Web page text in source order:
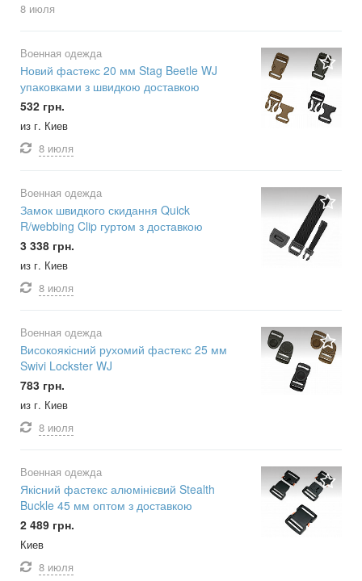
8 июля
Военная одежда
Новий фастекс 20 мм Stag Beetle WJ
упаковками з швидкою доставкою
532 грн.
из г. Киев
8 июля
Военная одежда
Замок швидкого скидання Quick
R/webbing Clip гуртом з доставкою
3 338 грн.
из г. Киев
8 июля
Военная одежда
Високоякісний рухомий фастекс 25 мм
Swivi Lockster WJ
783 грн.
из г. Киев
8 июля
Военная одежда
Якісний фастекс алюмінієвий Stealth
Buckle 45 мм оптом з доставкою
2 489 грн.
Киев
8 июля